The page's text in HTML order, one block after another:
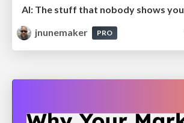
AI: The stuff that nobody shows you
jnunemaker
PRO